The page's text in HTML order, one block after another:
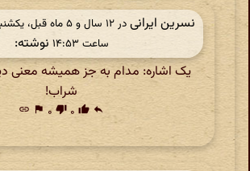
نسرین ایرانی
ساعت ۱۴:۵۳
نوشته:
یک اشاره: مدام به جز همیشه معنی
شراب!
reply
thumb_up ۰ thumb_down ۰ flag
link